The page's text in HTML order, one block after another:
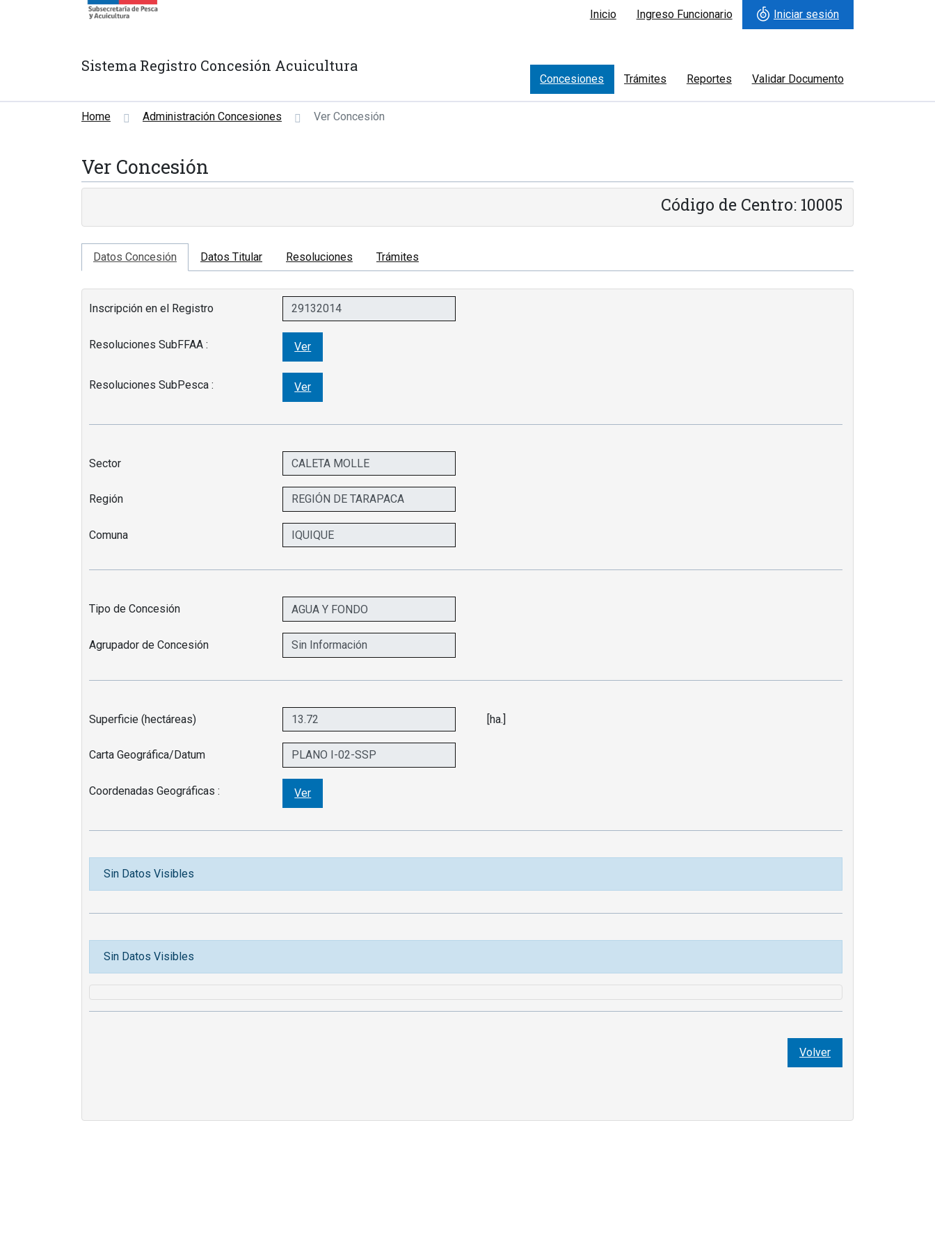
Sistema Registro Concesión Acuicultura
Inicio Ingreso Funcionario Iniciar sesión
Concesiones Trámites Reportes Validar Documento
Home Administración Concesiones Ver Concesión
Ver Concesión
Código de Centro: 10005
Datos Concesión Datos Titular Resoluciones Trámites
Inscripción en el Registro
Resoluciones SubFFAA : Ver
Resoluciones SubPesca : Ver
Sector
Región
Comuna
Tipo de Concesión
Agrupador de Concesión
Superficie (hectáreas) [ha.]
Carta Geográfica/Datum
Coordenadas Geográficas : Ver
Sin Datos Visibles
Sin Datos Visibles
Volver